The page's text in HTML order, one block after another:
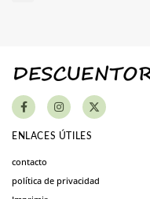
ENLACES ÚTILES
contacto
política de privacidad